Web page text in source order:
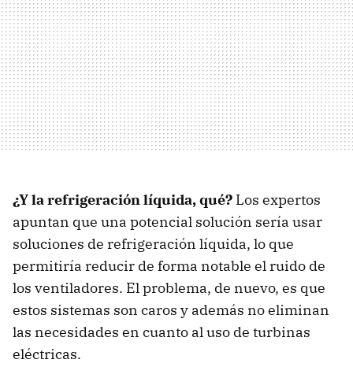
¿Y la refrigeración líquida, qué? Los expertos
apuntan que una potencial solución sería usar
soluciones de refrigeración líquida, lo que
permitiría reducir de forma notable el ruido de
los ventiladores. El problema, de nuevo, es que
estos sistemas son caros y además no eliminan
las necesidades en cuanto al uso de turbinas
eléctricas.